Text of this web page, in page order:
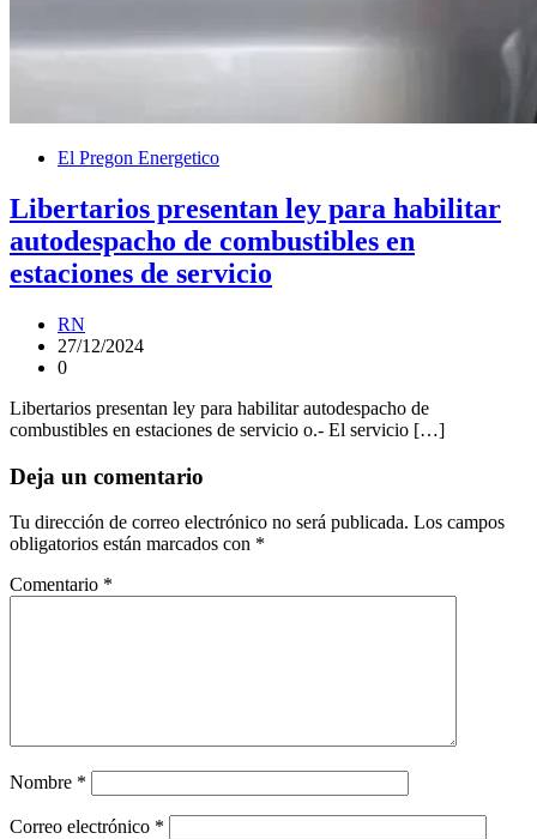
El Pregon Energetico
Libertarios presentan ley para habilitar
autodespacho de combustibles en
estaciones de servicio
RN
27/12/2024
0
Libertarios presentan ley para habilitar autodespacho de
combustibles en estaciones de servicio o.- El servicio […]
Deja un comentario
Tu dirección de correo electrónico no será publicada. Los campos
obligatorios están marcados con *
Comentario *
Nombre *
Correo electrónico *